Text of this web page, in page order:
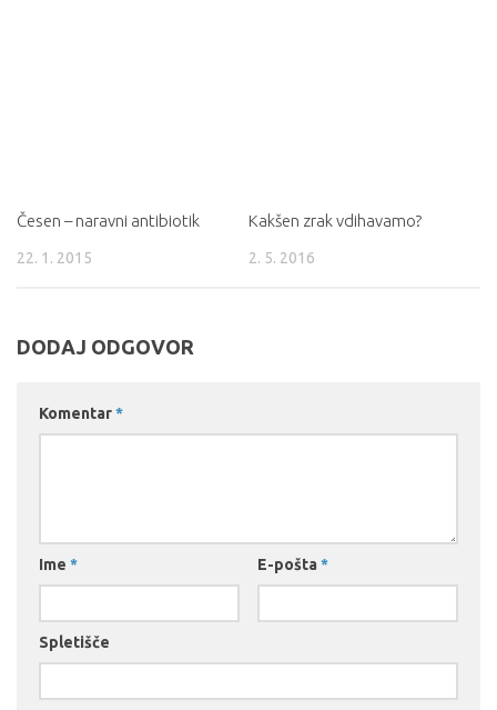
Česen – naravni antibiotik
22. 1. 2015
Kakšen zrak vdihavamo?
2. 5. 2016
DODAJ ODGOVOR
Komentar*
Ime * E-pošta *
Spletišče